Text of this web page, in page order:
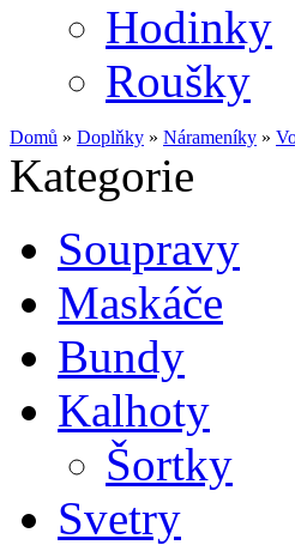
Hodinky
Roušky
Domů » Doplňky » Nárameníky »
Kategorie
Soupravy
Maskáče
Bundy
Kalhoty
Šortky
Svetry